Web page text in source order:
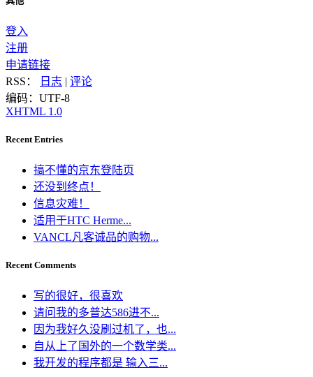
登入
注册
申请链接
RSS：
日志 | 评论
编码：UTF-8
XHTML 1.0
Recent Entries
搞不懂的京东登陆页
还没到终点！
信息灾难！
适用于HTC Herme...
VANCL凡客诚品的购物...
Recent Comments
写的很好，很喜欢
请问我的多普达586进不...
因为我好久没刷过机了，也...
自从上了国外的一个数学类...
我开发的程序都是 输入三...